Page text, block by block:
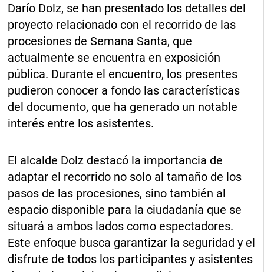
Darío Dolz, se han presentado los detalles del
proyecto relacionado con el recorrido de las
procesiones de Semana Santa, que
actualmente se encuentra en exposición
pública. Durante el encuentro, los presentes
pudieron conocer a fondo las características
del documento, que ha generado un notable
interés entre los asistentes.
El alcalde Dolz destacó la importancia de
adaptar el recorrido no solo al tamaño de los
pasos de las procesiones, sino también al
espacio disponible para la ciudadanía que se
situará a ambos lados como espectadores.
Este enfoque busca garantizar la seguridad y el
disfrute de todos los participantes y asistentes